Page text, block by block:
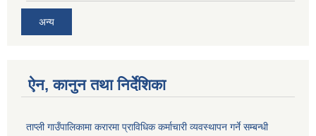
अन्य
ऐन, कानुन तथा निर्देशिका
ताप्ली गाउँपालिकामा करारमा प्राविधिक कर्माचारी व्यवस्थापन गर्ने सम्बन्धी